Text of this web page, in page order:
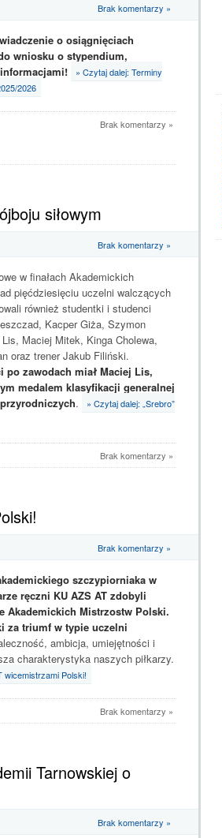
Brak komentarzy »
o osiągnięciach
wniosku o stypendium,
» Czytaj dalej: Terminy
2026
Brak komentarzy »
siłowym
Brak komentarzy »
w finałach Akademickich
pięćdziesięciu uczelni walczących
również studentki i studenci
Kacper Giża, Szymon
Maciej Mitek, Kinga Cholewa,
oraz trener Jakub Filiński.
zawodach miał Maciej Lis,
medalem klasyfikacji generalnej
.
» Czytaj dalej: „Srebro”
Brak komentarzy »
Brak komentarzy »
szczypiorniaka w
ręczni KU AZS AT zdobyli
Akademickich Mistrzostw Polski.
za triumf w typie uczelni
ambicja, umiejętności i
charakterystyka naszych piłkarzy.
wicemistrzami Polski!
Brak komentarzy »
Tarnowskiej o
Brak komentarzy »